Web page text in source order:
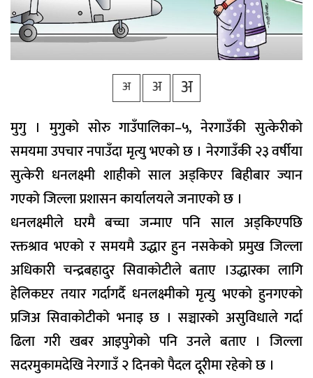
अ अ अ
मुगु । मुगुको सोरु गाउँपालिका–५, नेरगाउँकी सुत्केरीको
समयमा उपचार नपाउँदा मृत्यु भएको छ । नेरगाउँकी २३ वर्षीया
सुत्केरी धनलक्ष्मी शाहीको साल अड्किएर बिहीबार ज्यान
गएको जिल्ला प्रशासन कार्यालयले जनाएको छ ।
धनलक्ष्मीले घरमै बच्चा जन्माए पनि साल अड्किएपछि
रक्तश्राव भएको र समयमै उद्धार हुन नसकेको प्रमुख जिल्ला
अधिकारी चन्द्रबहादुर सिवाकोटीले बताए ।उद्धारका लागि
हेलिकप्टर तयार गर्दागर्दै धनलक्ष्मीको मृत्यु भएको हुनगएको
प्रजिअ सिवाकोटीको भनाइ छ । सञ्चारको असुविधाले गर्दा
ढिला गरी खबर आइपुगेको पनि उनले बताए । जिल्ला
सदरमुकामदेखि नेरगाउँ २ दिनको पैदल दूरीमा रहेको छ ।